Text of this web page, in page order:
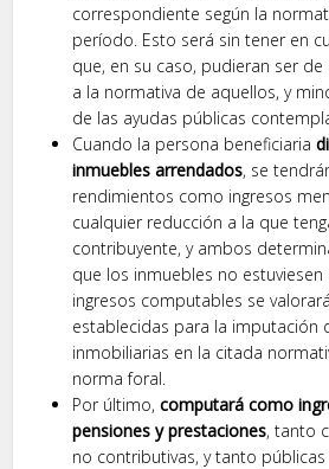
correspondiente según la
período. Esto será sin tener en
que, en su caso, pudieran ser
a la normativa de aquellos, y
de las ayudas públicas
Cuando la persona beneficiaria
inmuebles arrendados, se
rendimientos como ingresos
cualquier reducción a la que
contribuyente, y ambos
que los inmuebles no
ingresos computables se
establecidas para la imputación
inmobiliarias en la citada
norma foral.
Por último,computará como
pensiones y prestaciones, tanto
no contributivas, y tanto